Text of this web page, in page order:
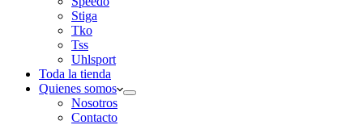
Stiga
Tko
Tss
Uhlsport
Toda la tienda
Quienes somos
Nosotros
Contacto